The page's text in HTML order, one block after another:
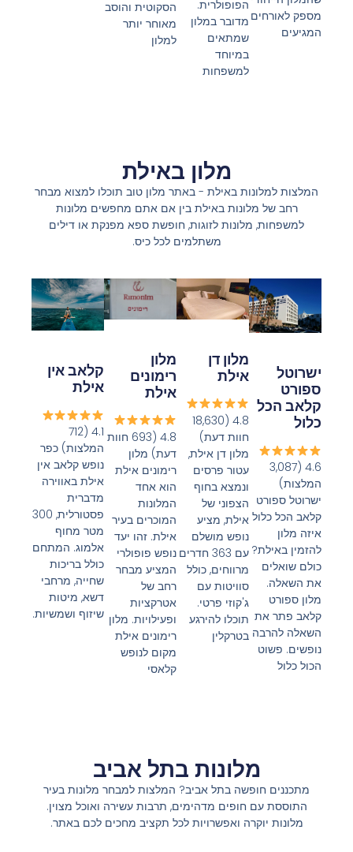
מספק לאורחים
המגיעים
הפופולרית.
מדובר במלון
שמתאים
במיוחד
למשפחות
הסקוטית והוסב
מאוחר יותר
למלון
מלון באילת
המלצות למלונות באילת - באתר מלון טוב תוכלו למצוא מבחר
רחב של מלונות באילת בין אם אתם מחפשים מלונות
למשפחות, מלונות לזוגות, חופשת ספא מפנקת או דילים
משתלמים לכל כיס.
ישרוטל
ספורט
קלאב הכל
כלול
4.6 (3,087
המלצות)
ישרוטל ספורט
קלאב הכל כלול
איזה מלון
להזמין באילת?
כולם שואלים
את השאלה.
מלון ספורט
קלאב פתר את
השאלה להרבה
נופשים. פשוט
הכול כלול
מלון דן
אילת
4.8 (18,630
חוות דעת)
מלון דן אילת,
עטור פרסים
ונמצא בחוף
הצפוני של
אילת, מציע
נופש מושלם
עם 363 חדרים
מרווחים, כולל
סוויטות עם
ג'קוזי פרטי.
תוכלו להירגע
בטרקלין
מלון
רימונים
אילת
4.8 (693 חוות
דעת) מלון
רימונים אילת
הוא אחד
המלונות
המוכרים בעיר
אילת. זהו יעד
נופש פופולרי
המציע מבחר
רחב של
אטרקציות
ופעילויות. מלון
רימונים אילת
מקום לנופש
קלאסי
קלאב אין
אילת
4.1 (712
המלצות) כפר
נופש קלאב אין
אילת באווירה
מדברית
פסטורלית, 300
מטר מחוף
אלמוג. המתחם
כולל בריכות
שחייה, מרחבי
דשא, מיטות
שיזוף ושמשיות.
מלונות בתל אביב
מתכננים חופשה בתל אביב? המלצות למבחר מלונות בעיר
התוססת עם חופים מדהימים, תרבות עשירה ואוכל מצוין.
מלונות יוקרה ואפשרויות לכל תקציב מחכים לכם באתר.